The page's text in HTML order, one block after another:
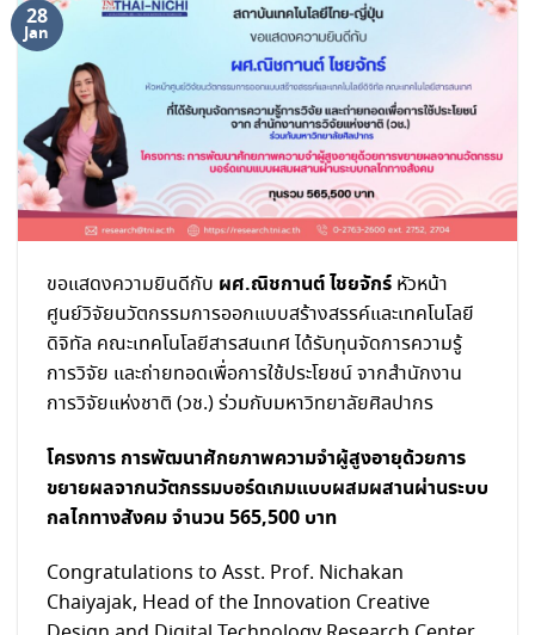
28
Jan
ขอแสดงความยินดีกับ ผศ.ณิชกานต์ ไชยจักร์ หัวหน้า
ศูนย์วิจัยนวัตกรรมการออกแบบสร้างสรรค์และเทคโนโลยี
ดิจิทัล คณะเทคโนโลยีสารสนเทศ ได้รับทุนจัดการความรู้
การวิจัย และถ่ายทอดเพื่อการใช้ประโยชน์ จากสำนักงาน
การวิจัยแห่งชาติ (วช.) ร่วมกับมหาวิทยาลัยศิลปากร
โครงการ การพัฒนาศักยภาพความจำผู้สูงอายุด้วยการ
ขยายผลจากนวัตกรรมบอร์ดเกมแบบผสมผสานผ่านระบบ
กลไกทางสังคม จำนวน 565,500 บาท
Congratulations to Asst. Prof. Nichakan
Chaiyajak, Head of the Innovation Creative